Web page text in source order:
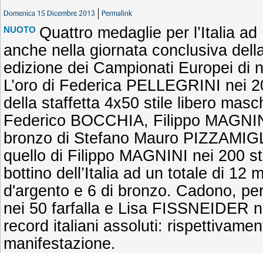
Domenica 15 Dicembre 2013 Permalink
NUOTO Quattro medaglie per l’Italia
anche nella giornata conclusiva
edizione dei Campionati Europei di
L’oro di Federica PELLEGRINI nei
della staffetta 4x50 stile libero
Federico BOCCHIA, Filippo
bronzo di Stefano Mauro
quello di Filippo MAGNINI nei 200
bottino dell’Italia ad un totale di 12
d'argento e 6 di bronzo. Cadono,
nei 50 farfalla e Lisa FISSNEIDER
record italiani assoluti:
manifestazione.